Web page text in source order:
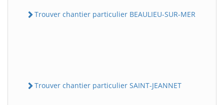
Trouver chantier particulier BEAULIEU-SUR-MER
Trouver chantier particulier SAINT-JEANNET